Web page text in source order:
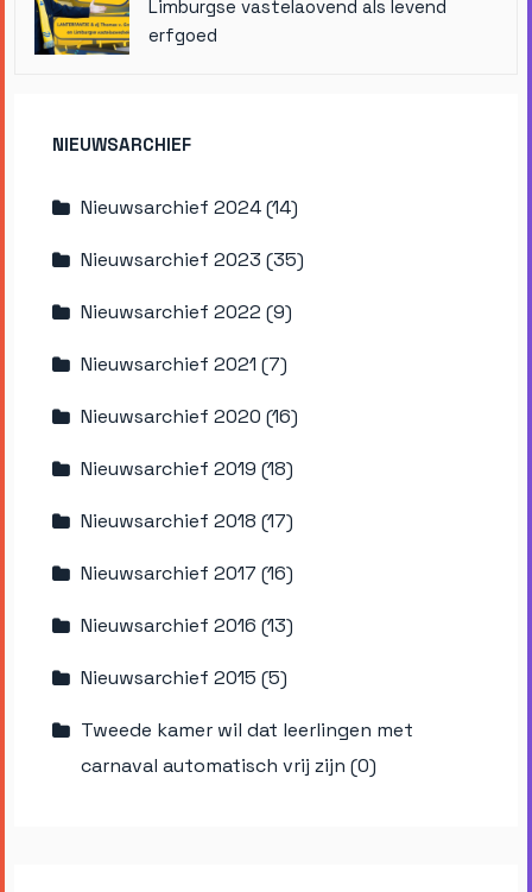
Limburgse vastelaovend als levend
erfgoed
NIEUWSARCHIEF
Nieuwsarchief 2024 (14)
Nieuwsarchief 2023 (35)
Nieuwsarchief 2022 (9)
Nieuwsarchief 2021 (7)
Nieuwsarchief 2020 (16)
Nieuwsarchief 2019 (18)
Nieuwsarchief 2018 (17)
Nieuwsarchief 2017 (16)
Nieuwsarchief 2016 (13)
Nieuwsarchief 2015 (5)
Tweede kamer wil dat leerlingen met
carnaval automatisch vrij zijn (0)